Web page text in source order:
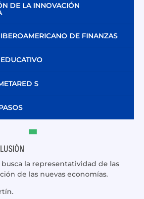
DE LA INNOVACIÓN
DE FINANZAS
S
la representatividad de las
de las nuevas economías.